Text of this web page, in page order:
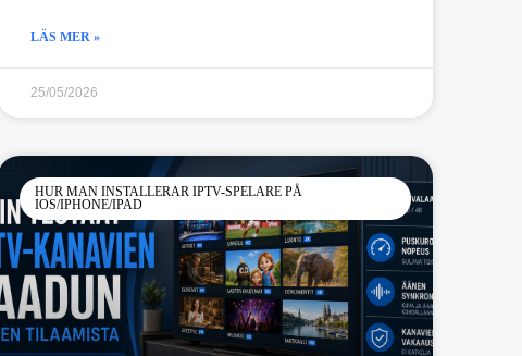
LÄS MER »
25/05/2026
HUR MAN INSTALLERAR IPTV-SPELARE PÅ
IOS/IPHONE/IPAD